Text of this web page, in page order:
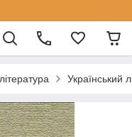
Український